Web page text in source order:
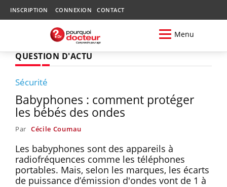
INSCRIPTION CONNEXION CONTACT
Menu
QUESTION D'ACTU
Sécurité
Babyphones : comment protéger
les bébés des ondes
Par Cécile Coumau
Les babyphones sont des appareils à
radiofréquences comme les téléphones
portables. Mais, selon les marques, les écarts
de puissance d’émission d'ondes vont de 1 à